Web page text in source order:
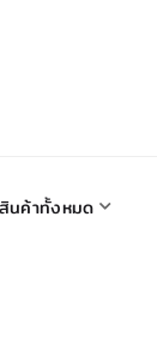
สินค้าทั้งหมด